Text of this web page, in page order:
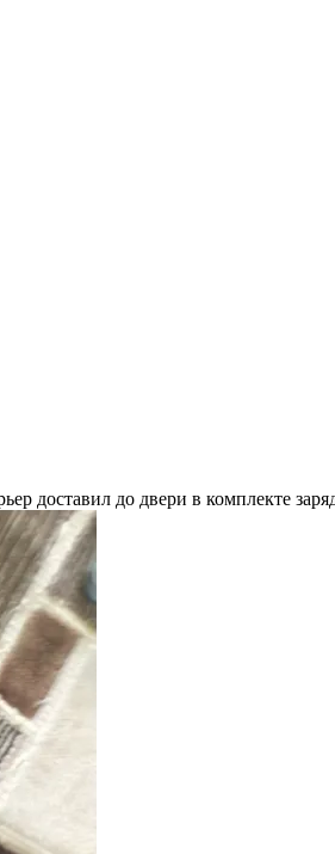
доставил до двери в комплекте